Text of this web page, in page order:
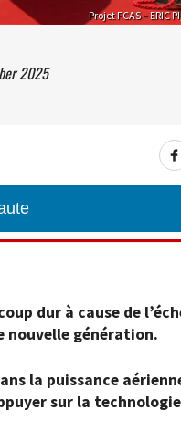
Projet FCAS – ERIC
2025
dur à cause de
nouvelle génération.
la puissance
sur la